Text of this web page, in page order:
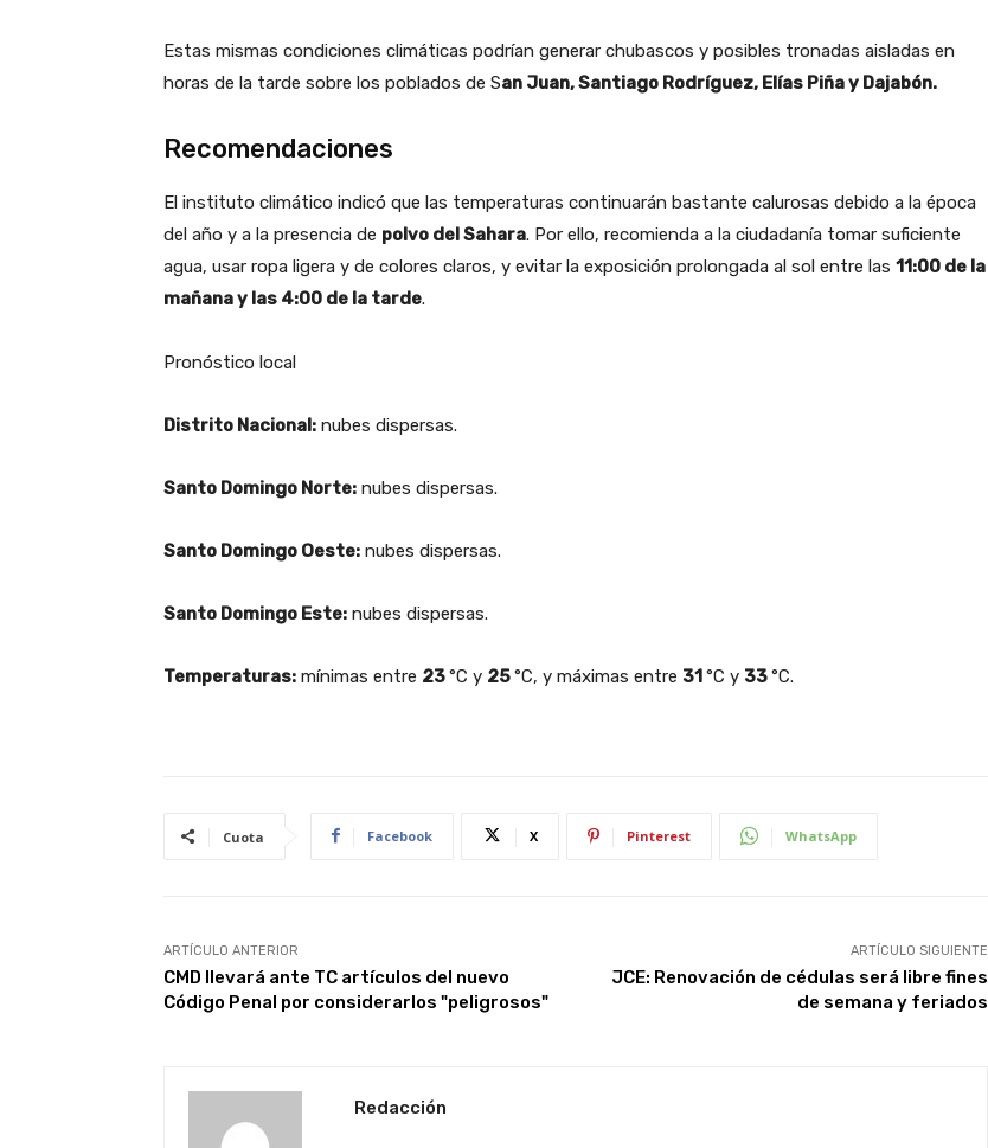
Estas mismas condiciones climáticas podrían generar chubascos y posibles tronadas aisladas en
horas de la tarde sobre los poblados de San Juan, Santiago Rodríguez, Elías Piña y Dajabón.
Recomendaciones
El instituto climático indicó que las temperaturas continuarán bastante calurosas debido a la época
del año y a la presencia de polvo del Sahara. Por ello, recomienda a la ciudadanía tomar suficiente
agua, usar ropa ligera y de colores claros, y evitar la exposición prolongada al sol entre las 11:00 de la
mañana y las 4:00 de la tarde.
Pronóstico local
Distrito Nacional: nubes dispersas.
Santo Domingo Norte: nubes dispersas.
Santo Domingo Oeste: nubes dispersas.
Santo Domingo Este: nubes dispersas.
Temperaturas: mínimas entre 23°C y 25°C, y máximas entre 31°C y 33°C.
Cuota Facebook X Pinterest WhatsApp
ARTÍCULO ANTERIOR
CMD llevará ante TC artículos del nuevo
Código Penal por considerarlos "peligrosos"
ARTÍCULO SIGUIENTE
JCE: Renovación de cédulas será libre fines
de semana y feriados
Redacción